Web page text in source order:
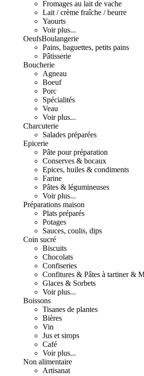
Fromages au lait de vache
Lait / crème fraîche / beurre
Yaourts
Voir plus...
OeufsBoulangerie
Pains, baguettes, petits pains
Pâtisserie
Boucherie
Agneau
Boeuf
Porc
Spécialités
Veau
Voir plus...
Charcuterie
Salades préparées
Epicerie
Pâte pour préparation
Conserves & bocaux
Epices, huiles & condiments
Farine
Pâtes & légumineuses
Voir plus...
Préparations maison
Plats préparés
Potages
Sauces, coulis, dips
Coin sucré
Biscuits
Chocolats
Confiseries
Confitures & Pâtes à tartiner &
Glaces & Sorbets
Voir plus...
Boissons
Tisanes de plantes
Bières
Vin
Jus et sirops
Café
Voir plus...
Non alimentaire
Artisanat